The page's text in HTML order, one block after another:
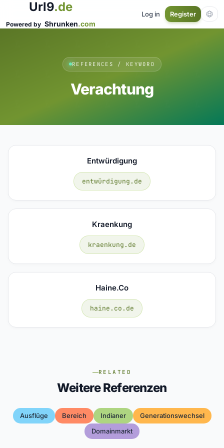
Url9.de
Powered by Shrunken.com
Log in Register
REFERENCES / KEYWORD
Verachtung
Entwürdigung
entwürdigung.de
Kraenkung
kraenkung.de
Haine.co
haine.co.de
RELATED
Weitere Referenzen
Ausflüge Bereich Indianer
Generationswechsel
Domainmarkt